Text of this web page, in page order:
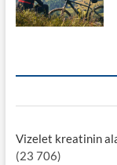
Vizelet kreatinin
(23 706)